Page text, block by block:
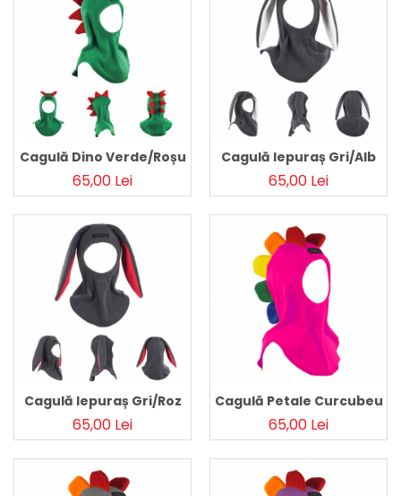
Cagulă Dino Verde/Roșu
65,00 Lei
Cagulă Iepuraș Gri/Alb
65,00 Lei
Cagulă Iepuraș Gri/Roz
65,00 Lei
Cagulă Petale Curcubeu
65,00 Lei